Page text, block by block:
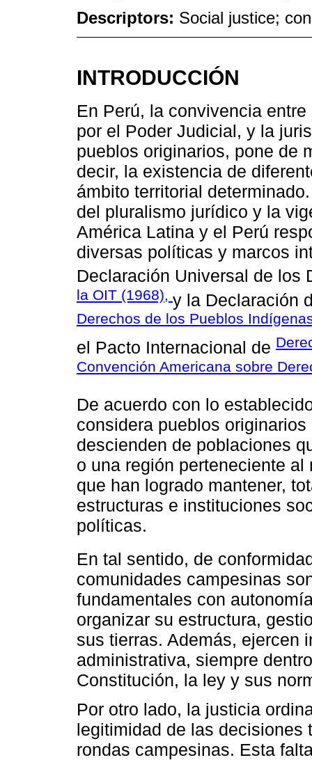
Descriptors: Social justice;
INTRODUCCIÓN
En Perú, la convivencia
por el Poder Judicial, y la
pueblos originarios, pone de
decir, la existencia de
ámbito territorial
del pluralismo jurídico y la
América Latina y el Perú
diversas políticas y marcos
Declaración Universal de los
la OIT (1968), y la Declaración
Derechos de los Pueblos
el Pacto Internacional de
Convención Americana sobre
De acuerdo con lo
considera pueblos
descienden de poblaciones
o una región perteneciente
que han logrado mantener,
estructuras e instituciones
políticas.
En tal sentido, de
comunidades campesinas
fundamentales con
organizar su estructura,
sus tierras. Además, ejercen
administrativa, siempre
Constitución, la ley y sus
Por otro lado, la justicia
legitimidad de las decisiones
rondas campesinas. Esta